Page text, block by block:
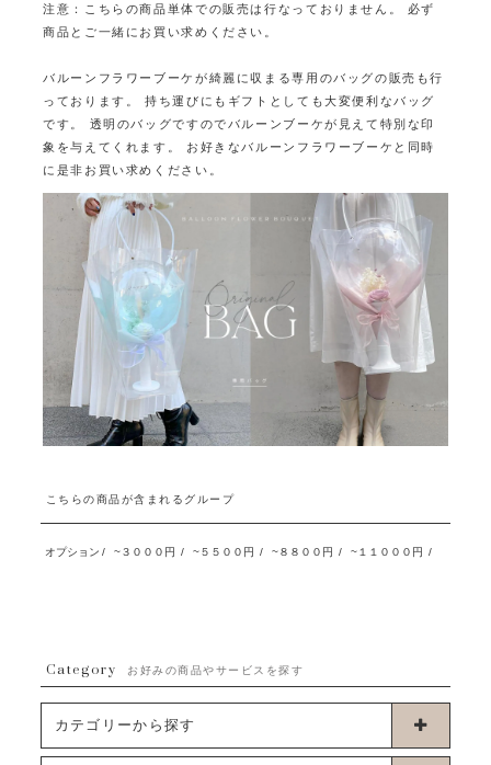
注意：こちらの商品単体での販売は行なっておりません。
必ず
商品とご一緒にお買い求めください。
バルーンフラワーブーケが綺麗に収まる専用のバッグの販売も行
っております。
持ち運びにもギフトとしても大変便利なバッグ
です。
透明のバッグですのでバルーンブーケが見えて特別な印
象を与えてくれます。
お好きなバルーンフラワーブーケと同時
に是非お買い求めください。
こちらの商品が含まれるグループ
オプション / ~３０００円 / ~５５００円 / ~８８００円 / ~１１０００円 /
Category お好みの商品やサービスを探す
カテゴリーから探す